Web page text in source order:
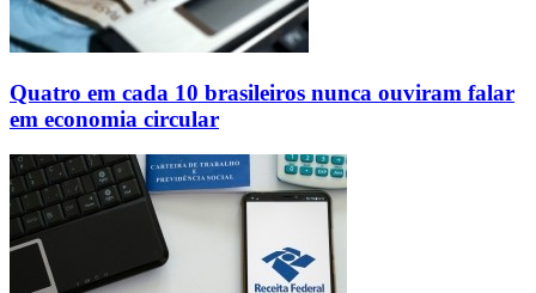
Quatro em cada 10 brasileiros nunca ouviram falar
em economia circular